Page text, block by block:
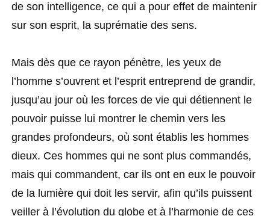
de son intelligence, ce qui a pour effet de maintenir
sur son esprit, la suprématie des sens.
Mais dès que ce rayon pénètre, les yeux de
l’homme s’ouvrent et l’esprit entreprend de grandir,
jusqu’au jour où les forces de vie qui détiennent le
pouvoir puisse lui montrer le chemin vers les
grandes profondeurs, où sont établis les hommes
dieux. Ces hommes qui ne sont plus commandés,
mais qui commandent, car ils ont en eux le pouvoir
de la lumière qui doit les servir, afin qu’ils puissent
veiller à l’évolution du globe et à l’harmonie de ces